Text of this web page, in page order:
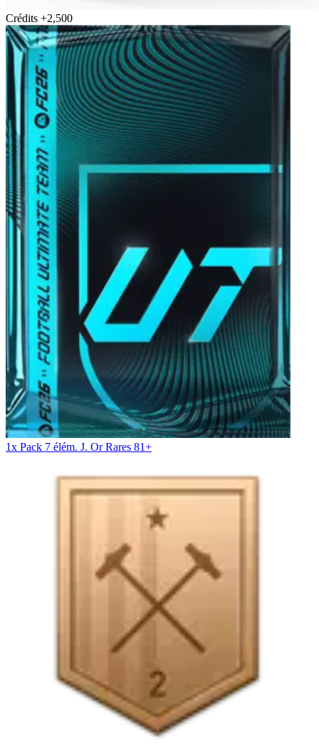
Crédits +2,500
1x Pack 7 élém. J. Or Rares 81+